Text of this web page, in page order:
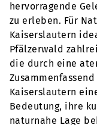
hervorragende
zu erleben. Für
Kaiserslautern
Pfälzerwald
die durch eine
Kaiserslautern
Bedeutung, ihre
naturnahe Lage